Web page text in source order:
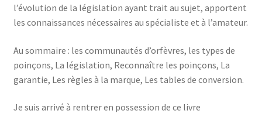
l’évolution de la législation ayant trait au sujet, apportent
les connaissances nécessaires au spécialiste et à l’amateur.
Au sommaire : les communautés d’orfèvres, les types de
poinçons, La législation, Reconnaître les poinçons, La
garantie, Les règles à la marque, Les tables de conversion.
Je suis arrivé à rentrer en possession de ce livre